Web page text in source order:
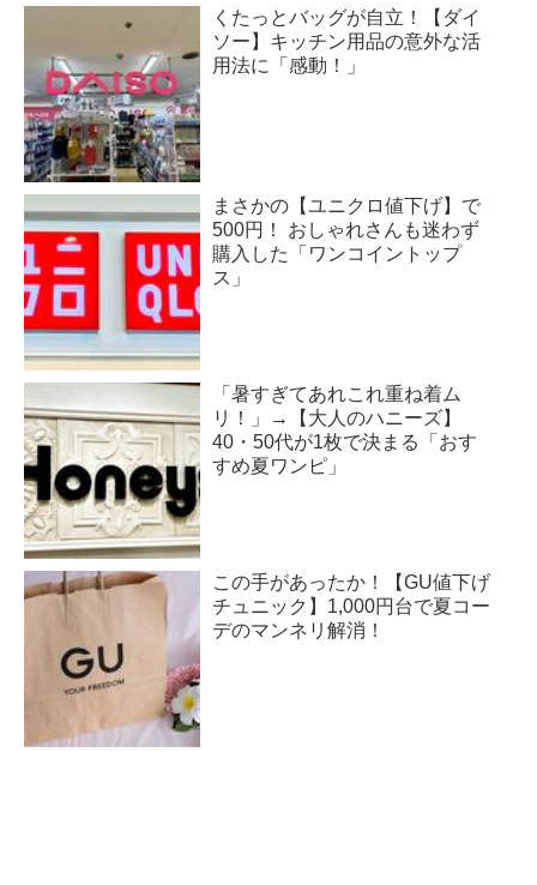
くたっとバッグが自立！【ダイ
ソー】キッチン用品の意外な活
用法に「感動！」
まさかの【ユニクロ値下げ】で
500円！ おしゃれさんも迷わず
購入した「ワンコイントップ
ス」
「暑すぎてあれこれ重ね着ム
リ！」→【大人のハニーズ】
40・50代が1枚で決まる「おす
すめ夏ワンピ」
この手があったか！【GU値下げ
チュニック】1,000円台で夏コー
デのマンネリ解消！